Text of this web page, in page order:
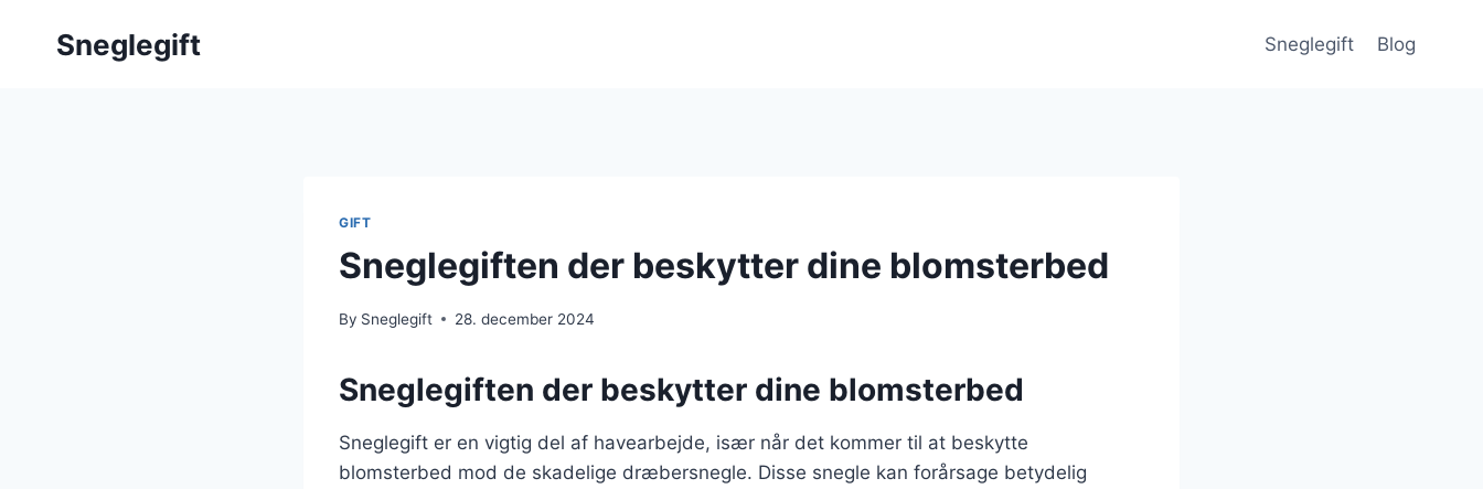
Sneglegift Sneglegift Blog
GIFT
Sneglegiften der beskytter dine blomsterbed
By Sneglegift 28. december 2024
Sneglegiften der beskytter dine blomsterbed
Sneglegift er en vigtig del af havearbejde, især når det kommer til at beskytte
blomsterbed mod de skadelige dræbersnegle. Disse snegle kan forårsage betydelig